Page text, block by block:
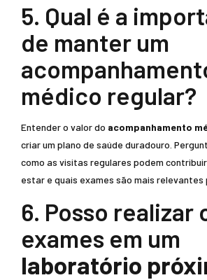
5. Qual é a
de manter um
médico regular?
Entender o valor do acompanhamento
criar um plano de saúde duradouro.
como as visitas regulares podem
estar e quais exames são mais relevantes
6. Posso realizar
exames em um
laboratório